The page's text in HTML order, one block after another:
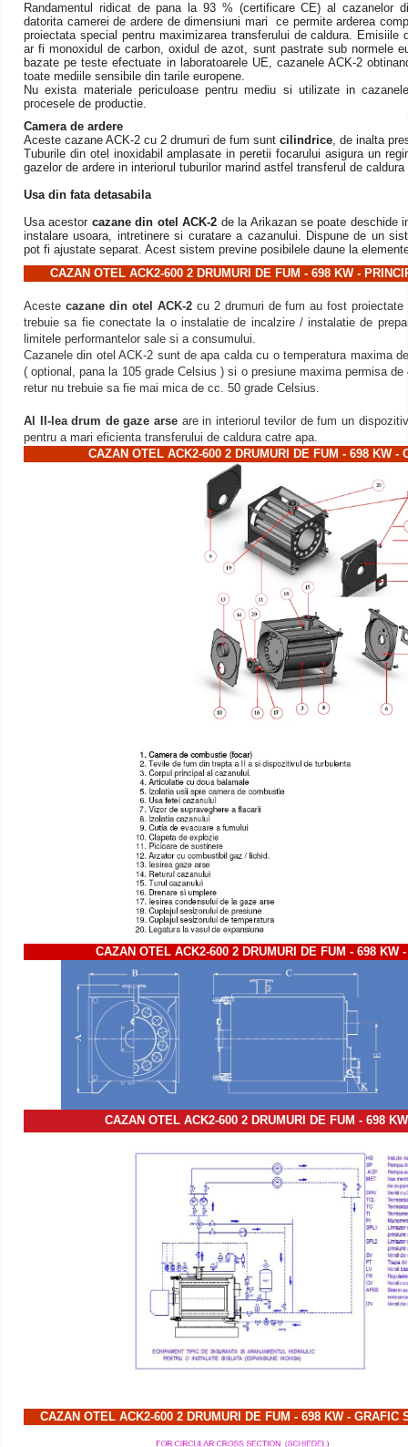
Randamentul ridicat de pana la 93 % (certificare CE) al cazanelor
datorita camerei de ardere de dimensiuni mari ce permite arderea
proiectata special pentru maximizarea transferului de caldura. Emisiile
ar fi monoxidul de carbon, oxidul de azot, sunt pastrate sub normele
bazate pe teste efectuate in laboratoarele UE, cazanele ACK-2
toate mediile sensibile din tarile europene.
Nu exista materiale periculoase pentru mediu si utilizate in
procesele de productie.
Camera de ardere
Aceste cazane ACK-2 cu 2 drumuri de fum sunt cilindrice, de inalta
Tuburile din otel inoxidabil amplasate in peretii focarului asigura un
gazelor de ardere in interiorul tuburilor marind astfel transferul de
Usa din fata detasabila
Usa acestor cazane din otel ACK-2 de la Arikazan se poate deschide
instalare usoara, intretinere si curatare a cazanului. Dispune de un
pot fi ajustate separat. Acest sistem previne posibilele daune la
CAZAN OTEL ACK2-600 2 DRUMURI DE FUM - 698 KW -
Aceste cazane din otel ACK-2cu 2 drumuri de fum au fost proiectate
trebuie sa fie conectate la o instalatie de incalzire / instalatie de
limitele performantelor sale si a consumului.
Cazanele din otel ACK-2 sunt de apa calda cu o temperatura maxima
( optional, pana la 105 grade Celsius ) si o presiune maxima permisa de
retur nu trebuie sa fie mai mica de cc. 50 grade Celsius.
Al II-lea drum de gaze arseare in interiorul tevilor de fum un
pentru a mari eficienta transferului de caldura catre apa.
CAZAN OTEL ACK2-600 2 DRUMURI DE FUM - 698 KW -
CAZAN OTEL ACK2-600 2 DRUMURI DE FUM - 698 KW
CAZAN OTEL ACK2-600 2 DRUMURI DE FUM - 698
CAZAN OTEL ACK2-600 2 DRUMURI DE FUM - 698 KW - GRAFIC